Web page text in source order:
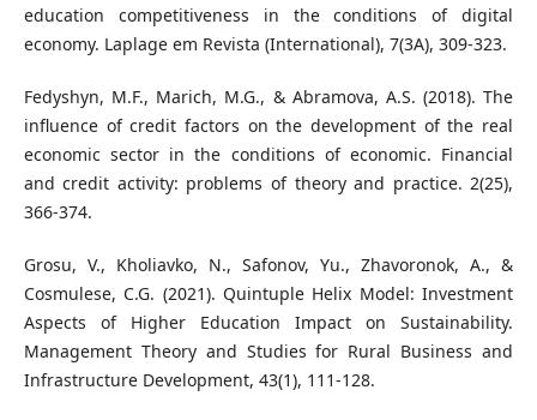
education competitiveness in the conditions of digital
economy. Laplage em Revista (International), 7(3A), 309-323.
Fedyshyn, M.F., Marich, M.G., & Abramova, A.S. (2018). The
influence of credit factors on the development of the real
economic sector in the conditions of economic. Financial
and credit activity: problems of theory and practice. 2(25),
366-374.
Grosu, V., Kholiavko, N., Safonov, Yu., Zhavoronok, A., &
Cosmulese, C.G. (2021). Quintuple Helix Model: Investment
Aspects of Higher Education Impact on Sustainability.
Management Theory and Studies for Rural Business and
Infrastructure Development, 43(1), 111-128.